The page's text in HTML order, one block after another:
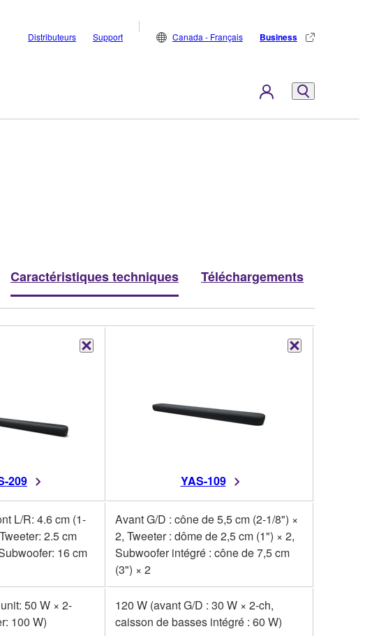
Distributeurs Support Canada - Français Business
Caractéristiques techniques Téléchargements
209 YAS-109
L/R: 4.6 cm (1-
2.5 cm
16 cm
Avant G/D : cône de 5,5 cm (2-1/8") ×
2, Tweeter : dôme de 2,5 cm (1") × 2,
Subwoofer intégré : cône de 7,5 cm
(3") × 2
50 W × 2-
100 W)
120 W (avant G/D : 30 W × 2-ch,
caisson de basses intégré : 60 W)